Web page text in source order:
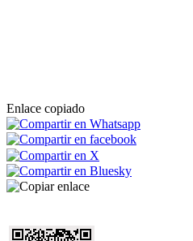
Enlace copiado